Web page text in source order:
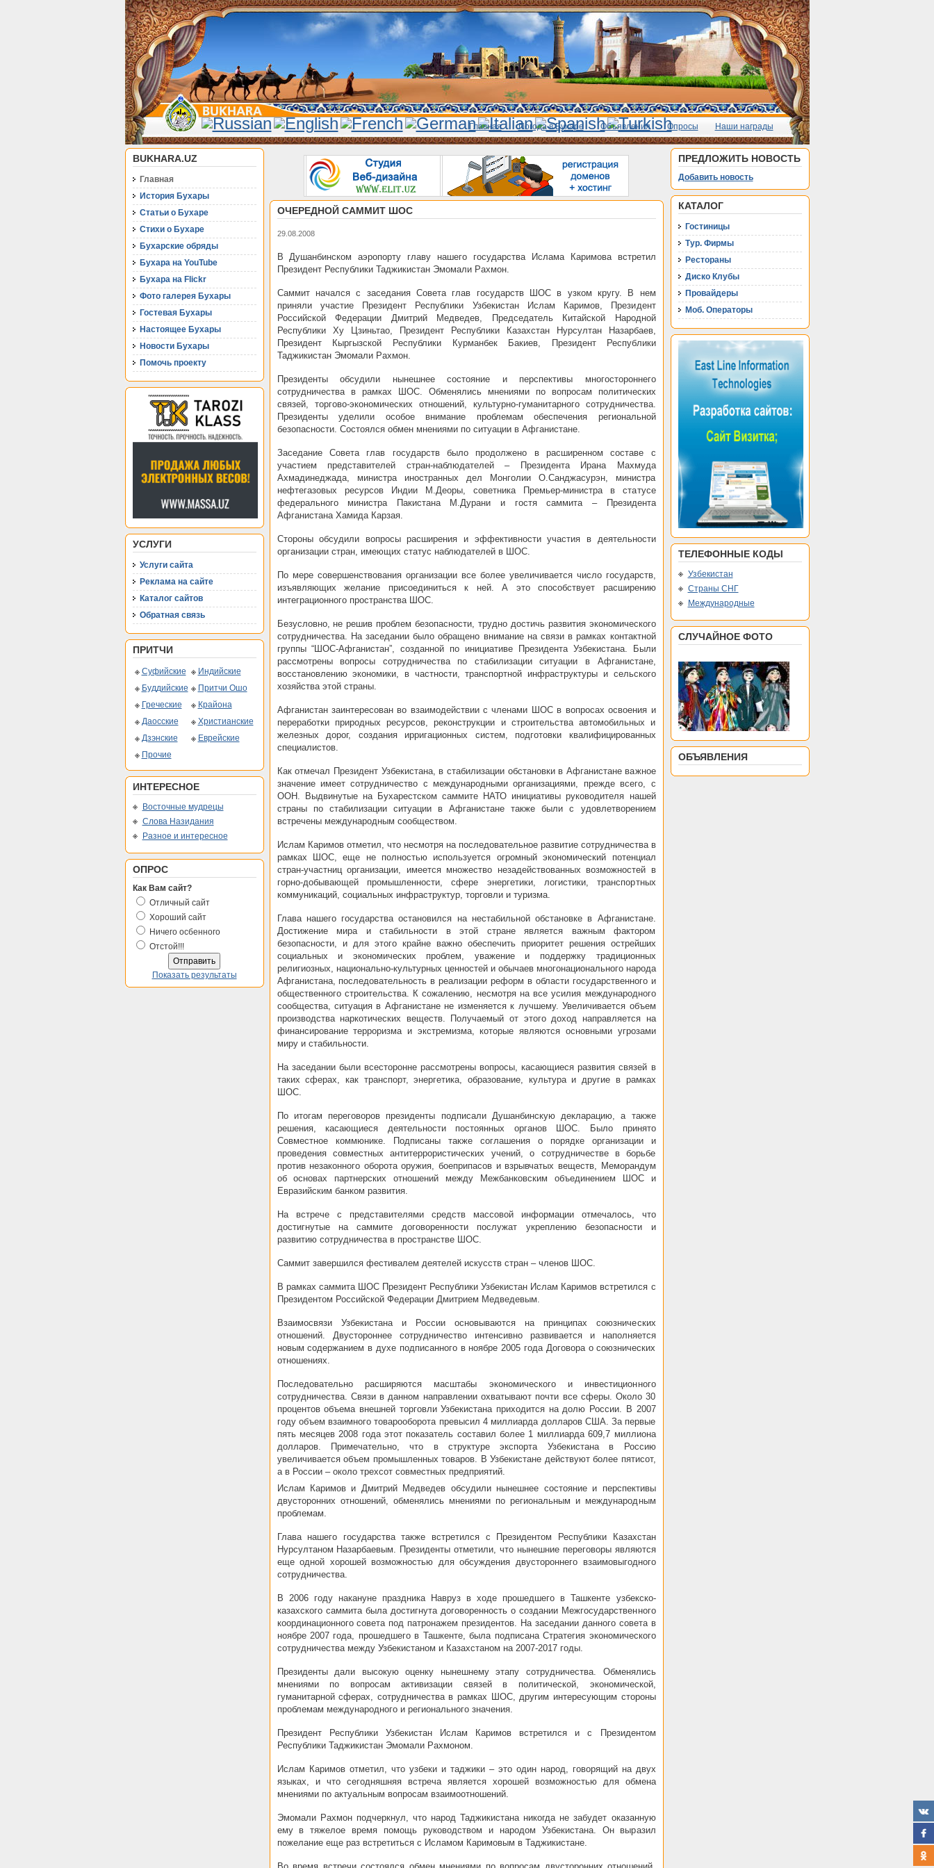
Главная Погода в Бухаре Объявления Опросы Наши награды
BUKHARA.UZ
Главная
История Бухары
Статьи о Бухаре
Стихи о Бухаре
Бухарские обряды
Бухара на YouTube
Бухара на Flickr
Фото галерея Бухары
Гостевая Бухары
Настоящее Бухары
Новости Бухары
Помочь проекту
УСЛУГИ
Услуги сайта
Реклама на сайте
Каталог сайтов
Обратная связь
ПРИТЧИ
Суфийские
Индийские
Буддийские
Притчи Ошо
Греческие
Крайона
Даосские
Христианские
Дзэнские
Еврейские
Прочие
ИНТЕРЕСНОЕ
Восточные мудрецы
Слова Назидания
Разное и интересное
ОПРОС
Как Вам сайт?
Отличный сайт
Хороший сайт
Ничего осбенного
Отстой!!!
Показать результаты
ОЧЕРЕДНОЙ САММИТ ШОС
29.08.2008
В Душанбинском аэропорту главу нашего государства Ислама Каримова встретил
Президент Республики Таджикистан Эмомали Рахмон.
Саммит начался с заседания Совета глав государств ШОС в узком кругу. В нем
приняли участие Президент Республики Узбекистан Ислам Каримов, Президент
Российской Федерации Дмитрий Медведев, Председатель Китайской Народной
Республики Ху Цзиньтао, Президент Республики Казахстан Нурсултан Назарбаев,
Президент Кыргызской Республики Курманбек Бакиев, Президент Республики
Таджикистан Эмомали Рахмон.
Президенты обсудили нынешнее состояние и перспективы многостороннего
сотрудничества в рамках ШОС. Обменялись мнениями по вопросам политических
связей, торгово-экономических отношений, культурно-гуманитарного сотрудничества.
Президенты уделили особое внимание проблемам обеспечения региональной
безопасности. Состоялся обмен мнениями по ситуации в Афганистане.
Заседание Совета глав государств было продолжено в расширенном составе с
участием представителей стран-наблюдателей – Президента Ирана Махмуда
Ахмадинеджада, министра иностранных дел Монголии О.Санджасурэн, министра
нефтегазовых ресурсов Индии М.Деоры, советника Премьер-министра в статусе
федерального министра Пакистана М.Дурани и гостя саммита – Президента
Афганистана Хамида Карзая.
Стороны обсудили вопросы расширения и эффективности участия в деятельности
организации стран, имеющих статус наблюдателей в ШОС.
По мере совершенствования организации все более увеличивается число государств,
изъявляющих желание присоединиться к ней. А это способствует расширению
интеграционного пространства ШОС.
Безусловно, не решив проблем безопасности, трудно достичь развития экономического
сотрудничества. На заседании было обращено внимание на связи в рамках контактной
группы “ШОС-Афганистан”, созданной по инициативе Президента Узбекистана. Были
рассмотрены вопросы сотрудничества по стабилизации ситуации в Афганистане,
восстановлению экономики, в частности, транспортной инфраструктуры и сельского
хозяйства этой страны.
Афганистан заинтересован во взаимодействии с членами ШОС в вопросах освоения и
переработки природных ресурсов, реконструкции и строительства автомобильных и
железных дорог, создания ирригационных систем, подготовки квалифицированных
специалистов.
Как отмечал Президент Узбекистана, в стабилизации обстановки в Афганистане важное
значение имеет сотрудничество с международными организациями, прежде всего, с
ООН. Выдвинутые на Бухарестском саммите НАТО инициативы руководителя нашей
страны по стабилизации ситуации в Афганистане также были с удовлетворением
встречены международным сообществом.
Ислам Каримов отметил, что несмотря на последовательное развитие сотрудничества в
рамках ШОС, еще не полностью используется огромный экономический потенциал
стран-участниц организации, имеется множество незадействованных возможностей в
горно-добывающей промышленности, сфере энергетики, логистики, транспортных
коммуникаций, социальных инфраструктур, торговли и туризма.
Глава нашего государства остановился на нестабильной обстановке в Афганистане.
Достижение мира и стабильности в этой стране является важным фактором
безопасности, и для этого крайне важно обеспечить приоритет решения острейших
социальных и экономических проблем, уважение и поддержку традиционных
религиозных, национально-культурных ценностей и обычаев многонационального народа
Афганистана, последовательность в реализации реформ в области государственного и
общественного строительства. К сожалению, несмотря на все усилия международного
сообщества, ситуация в Афганистане не изменяется к лучшему. Увеличивается объем
производства наркотических веществ. Получаемый от этого доход направляется на
финансирование терроризма и экстремизма, которые являются основными угрозами
миру и стабильности.
На заседании были всесторонне рассмотрены вопросы, касающиеся развития связей в
таких сферах, как транспорт, энергетика, образование, культура и другие в рамках
ШОС.
По итогам переговоров президенты подписали Душанбинскую декларацию, а также
решения, касающиеся деятельности постоянных органов ШОС. Было принято
Совместное коммюнике. Подписаны также соглашения о порядке организации и
проведения совместных антитеррористических учений, о сотрудничестве в борьбе
против незаконного оборота оружия, боеприпасов и взрывчатых веществ, Меморандум
об основах партнерских отношений между Межбанковским объединением ШОС и
Евразийским банком развития.
На встрече с представителями средств массовой информации отмечалось, что
достигнутые на саммите договоренности послужат укреплению безопасности и
развитию сотрудничества в пространстве ШОС.
Саммит завершился фестивалем деятелей искусств стран – членов ШОС.
В рамках саммита ШОС Президент Республики Узбекистан Ислам Каримов встретился с
Президентом Российской Федерации Дмитрием Медведевым.
Взаимосвязи Узбекистана и России основываются на принципах союзнических
отношений. Двустороннее сотрудничество интенсивно развивается и наполняется
новым содержанием в духе подписанного в ноябре 2005 года Договора о союзнических
отношениях.
Последовательно расширяются масштабы экономического и инвестиционного
сотрудничества. Связи в данном направлении охватывают почти все сферы. Около 30
процентов объема внешней торговли Узбекистана приходится на долю России. В 2007
году объем взаимного товарооборота превысил 4 миллиарда долларов США. За первые
пять месяцев 2008 года этот показатель составил более 1 миллиарда 609,7 миллиона
долларов. Примечательно, что в структуре экспорта Узбекистана в Россию
увеличивается объем промышленных товаров. В Узбекистане действуют более пятисот,
а в России – около трехсот совместных предприятий.
Ислам Каримов и Дмитрий Медведев обсудили нынешнее состояние и перспективы
двусторонних отношений, обменялись мнениями по региональным и международным
проблемам.
Глава нашего государства также встретился с Президентом Республики Казахстан
Нурсултаном Назарбаевым. Президенты отметили, что нынешние переговоры являются
еще одной хорошей возможностью для обсуждения двустороннего взаимовыгодного
сотрудничества.
В 2006 году накануне праздника Навруз в ходе прошедшего в Ташкенте узбекско-
казахского саммита была достигнута договоренность о создании Межгосударственного
координационного совета под патронажем президентов. На заседании данного совета в
ноябре 2007 года, прошедшего в Ташкенте, была подписана Стратегия экономического
сотрудничества между Узбекистаном и Казахстаном на 2007-2017 годы.
Президенты дали высокую оценку нынешнему этапу сотрудничества. Обменялись
мнениями по вопросам активизации связей в политической, экономической,
гуманитарной сферах, сотрудничества в рамках ШОС, другим интересующим стороны
проблемам международного и регионального значения.
Президент Республики Узбекистан Ислам Каримов встретился и с Президентом
Республики Таджикистан Эмомали Рахмоном.
Ислам Каримов отметил, что узбеки и таджики – это один народ, говорящий на двух
языках, и что сегодняшняя встреча является хорошей возможностью для обмена
мнениями по актуальным вопросам взаимоотношений.
Эмомали Рахмон подчеркнул, что народ Таджикистана никогда не забудет оказанную
ему в тяжелое время помощь руководством и народом Узбекистана. Он выразил
пожелание еще раз встретиться с Исламом Каримовым в Таджикистане.
Во время встречи состоялся обмен мнениями по вопросам двусторонних отношений,
ПРЕДЛОЖИТЬ НОВОСТЬ
Добавить новость
КАТАЛОГ
Гостиницы
Тур. Фирмы
Рестораны
Диско Клубы
Провайдеры
Моб. Операторы
ТЕЛЕФОННЫЕ КОДЫ
Узбекистан
Страны СНГ
Международные
СЛУЧАЙНОЕ ФОТО
ОБЪЯВЛЕНИЯ